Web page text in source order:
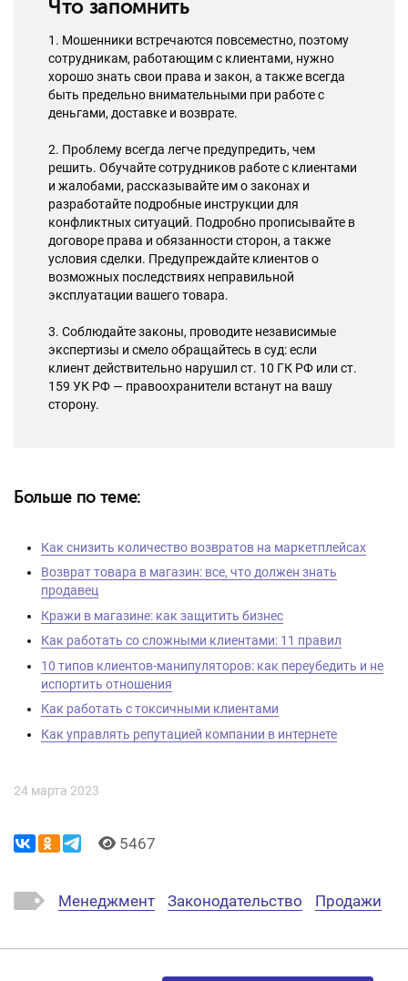
Что запомнить
1. Мошенники встречаются повсеместно, поэтому
сотрудникам, работающим с клиентами, нужно
хорошо знать свои права и закон, а также всегда
быть предельно внимательными при работе с
деньгами, доставке и возврате.
2. Проблему всегда легче предупредить, чем
решить. Обучайте сотрудников работе с клиентами
и жалобами, рассказывайте им о законах и
разработайте подробные инструкции для
конфликтных ситуаций. Подробно прописывайте в
договоре права и обязанности сторон, а также
условия сделки. Предупреждайте клиентов о
возможных последствиях неправильной
эксплуатации вашего товара.
3. Соблюдайте законы, проводите независимые
экспертизы и смело обращайтесь в суд: если
клиент действительно нарушил ст. 10 ГК РФ или ст.
159 УК РФ — правоохранители встанут на вашу
сторону.
Больше по теме:
Как снизить количество возвратов на маркетплейсах
Возврат товара в магазин: все, что должен знать
продавец
Кражи в магазине: как защитить бизнес
Как работать со сложными клиентами: 11 правил
10 типов клиентов-манипуляторов: как переубедить и не
испортить отношения
Как работать с токсичными клиентами
Как управлять репутацией компании в интернете
24 марта 2023
5467
Менеджмент Законодательство Продажи